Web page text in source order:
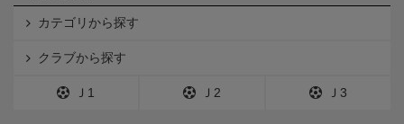
カテゴリから探す
クラブから探す
Ｊ1 Ｊ2 Ｊ3